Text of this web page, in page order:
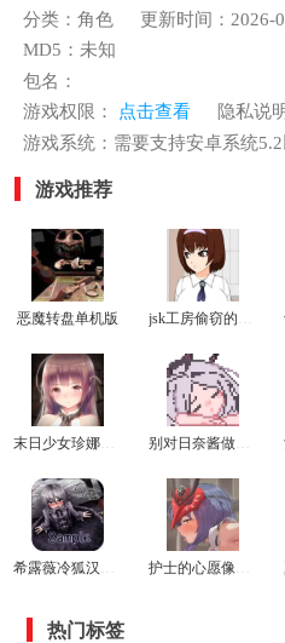
分类：角色
更新时间：2026-
MD5：未知
包名：
游戏权限：
点击查看 隐私说
游戏系统：需要支持安卓系统5.2
游戏推荐
恶魔转盘单机版
热门标签